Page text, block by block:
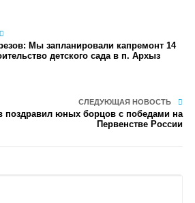
Мы запланировали капремонт 14
детского сада в п. Архыз
СЛЕДУЮЩАЯ НОВОСТЬ
поздравил юных борцов с победами на
Первенстве России